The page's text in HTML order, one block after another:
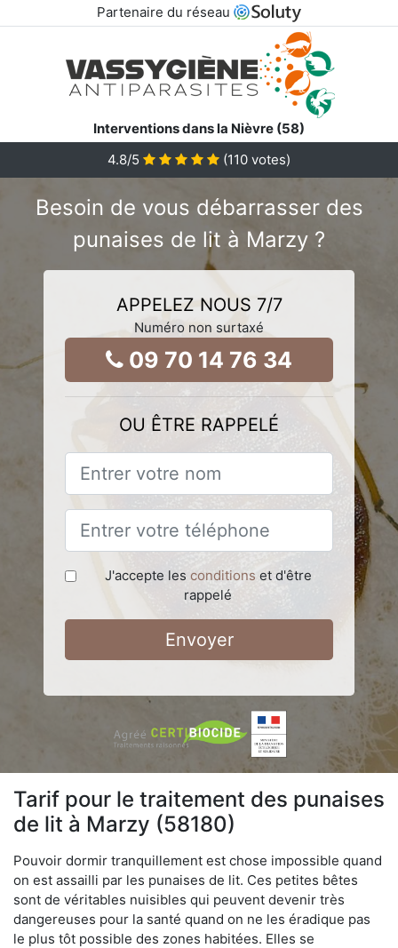
Partenaire du réseau
Interventions dans la Nièvre (58)
4.8/5 (110 votes)
Besoin de vous débarrasser des
punaises de lit à Marzy ?
APPELEZ NOUS 7/7
Numéro non surtaxé
09 70 14 76 34
OU ÊTRE RAPPELÉ
J'accepte les conditions et d'être
rappelé
Envoyer
Tarif pour le traitement des punaises
de lit à Marzy (58180)
Pouvoir dormir tranquillement est chose impossible quand
on est assailli par les punaises de lit. Ces petites bêtes
sont de véritables nuisibles qui peuvent devenir très
dangereuses pour la santé quand on ne les éradique pas
le plus tôt possible des zones habitées. Elles se